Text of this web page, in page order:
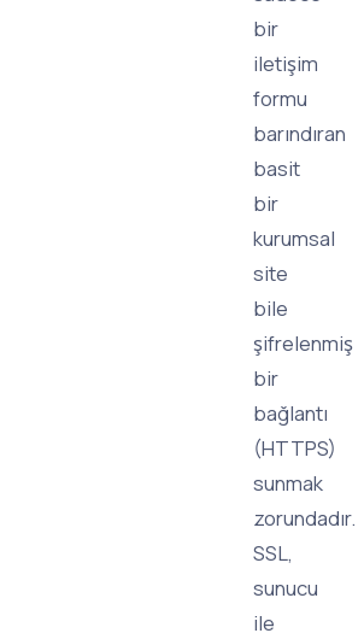
bir
iletişim
formu
barındıran
basit
bir
kurumsal
site
bile
şifrelenmiş
bir
bağlantı
(HTTPS)
sunmak
zorundadır.
SSL,
sunucu
ile